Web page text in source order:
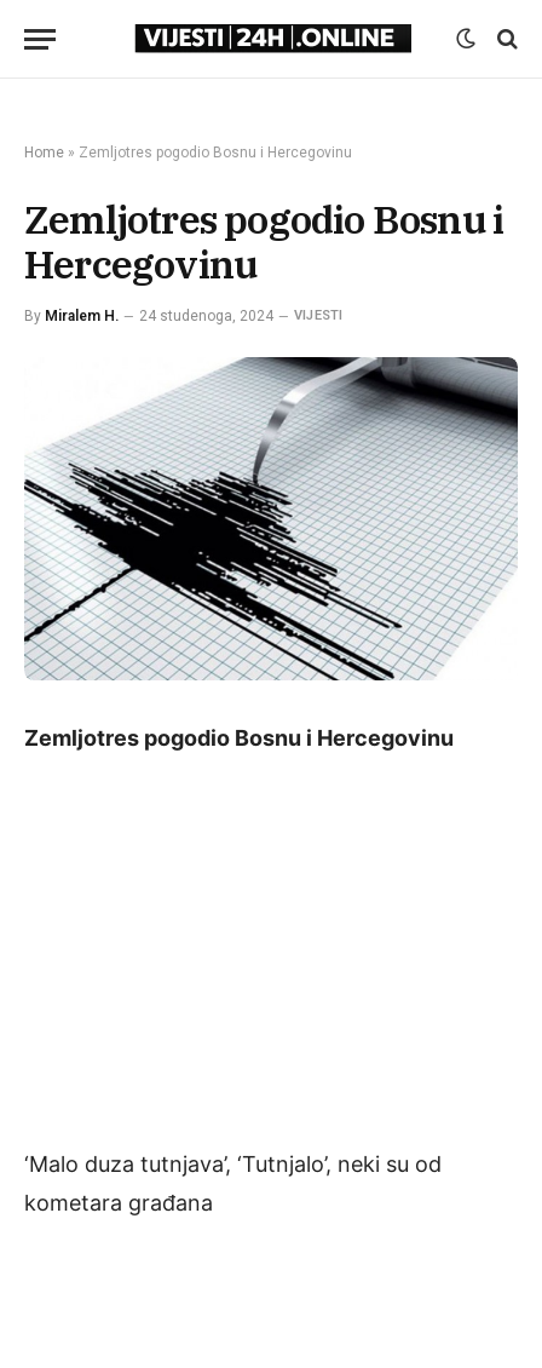
Home » Zemljotres pogodio Bosnu i Hercegovinu
Zemljotres pogodio Bosnu i
Hercegovinu
By Miralem H. 24 studenoga, 2024 VIJESTI
Zemljotres pogodio Bosnu i Hercegovinu
‘Malo duza tutnjava’, ‘Tutnjalo’, neki su od
kometara građana